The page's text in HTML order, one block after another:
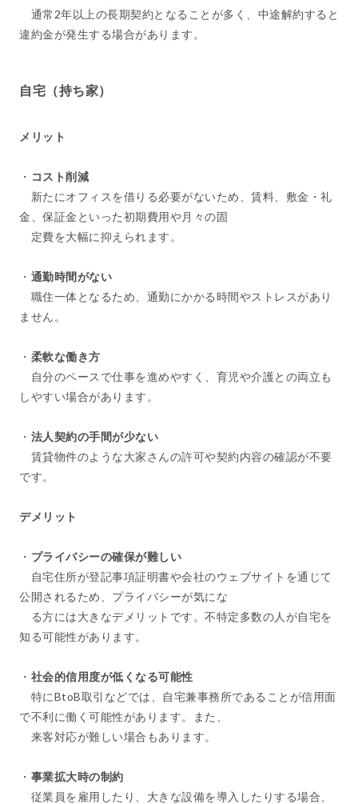
通常2年以上の長期契約となることが多く、中途解約すると
違約金が発生する場合があります。
自宅（持ち家）
メリット
・ コスト削減
新たにオフィスを借りる必要がないため、賃料、敷金・礼
金、保証金といった初期費用や月々の固
定費を大幅に抑えられます。
・ 通勤時間がない
職住一体となるため、通勤にかかる時間やストレスがあり
ません。
・ 柔軟な働き方
自分のペースで仕事を進めやすく、育児や介護との両立も
しやすい場合があります。
・ 法人契約の手間が少ない
賃貸物件のような大家さんの許可や契約内容の確認が不要
です。
デメリット
・ プライバシーの確保が難しい
自宅住所が登記事項証明書や会社のウェブサイトを通じて
公開されるため、プライバシーが気にな
る方には大きなデメリットです。不特定多数の人が自宅を
知る可能性があります。
・ 社会的信用度が低くなる可能性
特にBtoB取引などでは、自宅兼事務所であることが信用面
で不利に働く可能性があります。また、
来客対応が難しい場合もあります。
・ 事業拡大時の制約
従業員を雇用したり、大きな設備を導入したりする場合、